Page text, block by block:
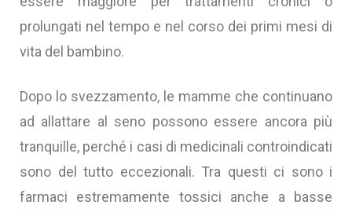
prolungati nel tempo e nel corso dei primi mesi di
vita del bambino.
Dopo lo svezzamento, le mamme che continuano
ad allattare al seno possono essere ancora più
tranquille, perché i casi di medicinali controindicati
sono del tutto eccezionali. Tra questi ci sono i
farmaci estremamente tossici anche a basse